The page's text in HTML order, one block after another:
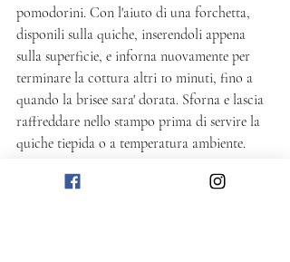
pomodorini. Con l'aiuto di una forchetta,
disponili sulla quiche, inserendoli appena
sulla superficie, e inforna nuovamente per
terminare la cottura altri 10 minuti, fino a
quando la brisee sara' dorata. Sforna e lascia
raffreddare nello stampo prima di servire la
quiche tiepida o a temperatura ambiente.